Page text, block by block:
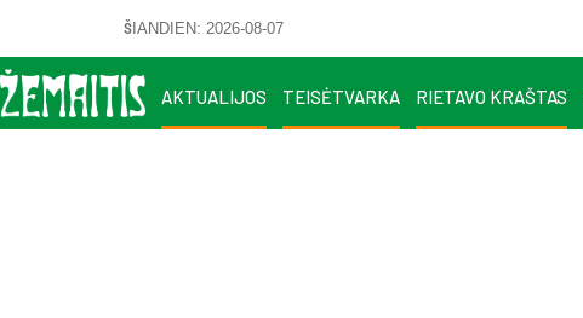
ŠIANDIEN: 2026-08-07
AKTUALIJOS TEISĖTVARKA RIETAVO KRAŠTAS